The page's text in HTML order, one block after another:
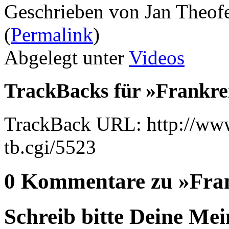
Geschrieben von Jan
(Permalink)
Abgelegt unter Videos
TrackBacks für
TrackBack URL: http://
tb.cgi/5523
0 Kommentare zu
Schreib bitte Deine